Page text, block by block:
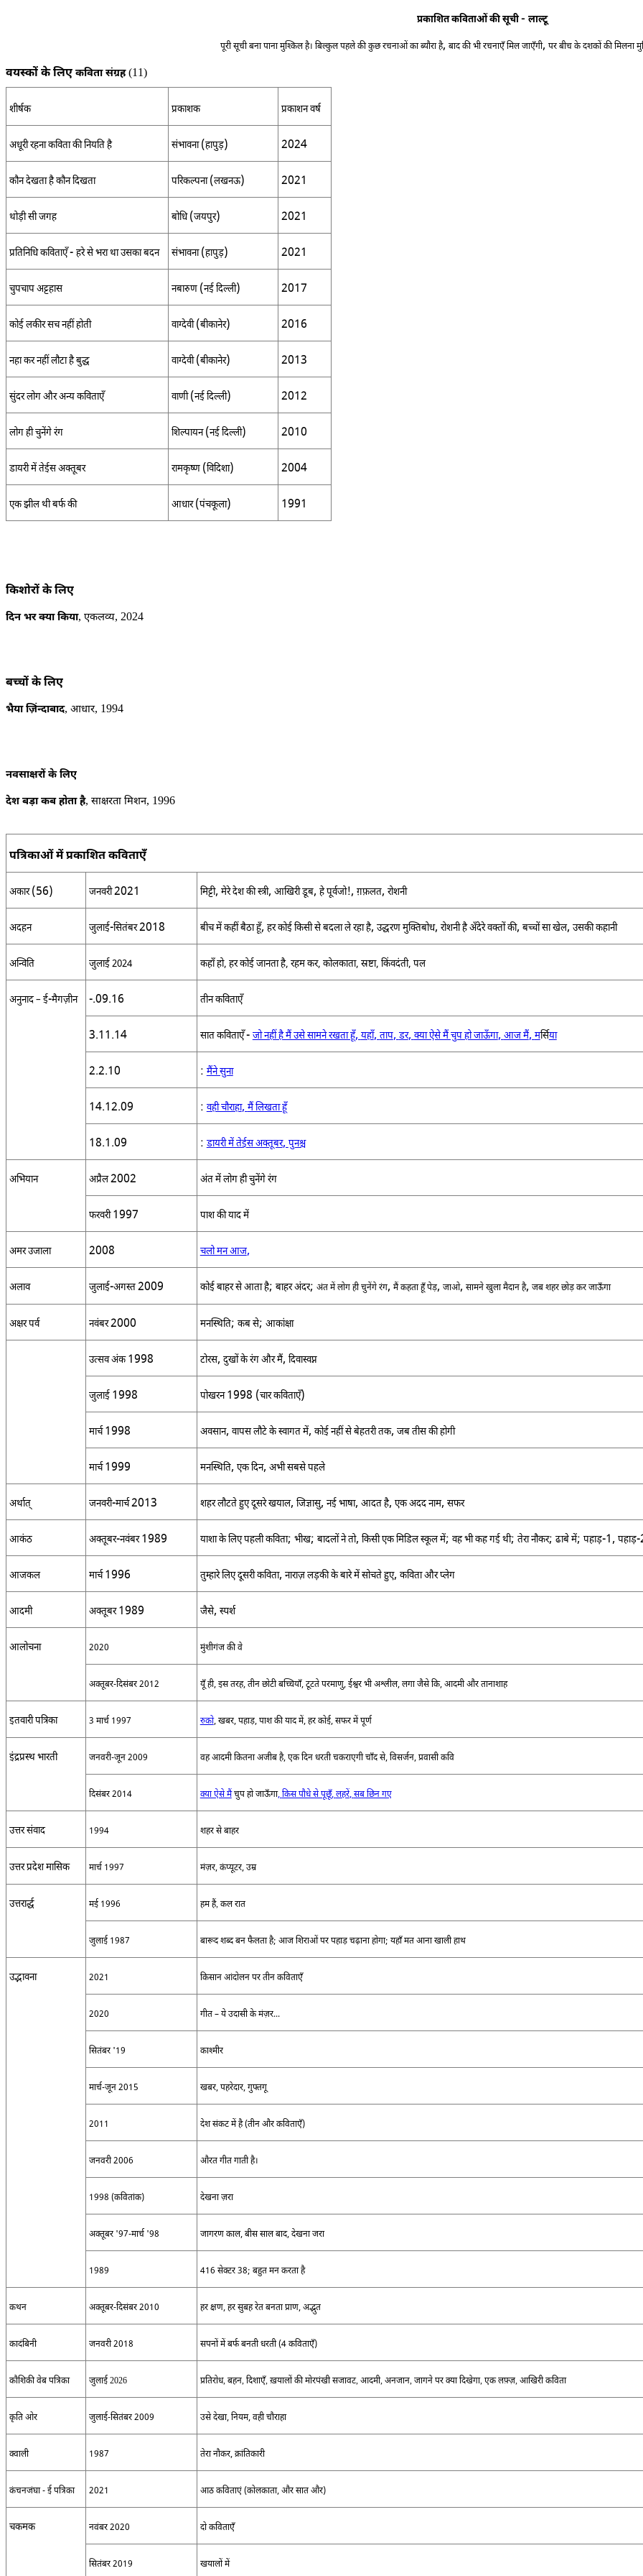
प्रकाशित कविताओं की सूची- लाल्टू
पूरी सूची बना पाना मुश्किल है। बिल्कुल पहले की कुछ रचनाओं का ब्यौरा है, बाद की भी रचनाएँ मिल जाएँगी, पर बीच के दशकों की मिलना
वयस्कों के लिए कविता संग्रह(11)
शीर्षक प्रकाशक प्रकाशन वर्ष
अधूरी रहना कविता की नियति है संभावना(हापुड़) 2024
कौन देखता है कौन दिखता परिकल्पना(लखनऊ) 2021
थोड़ी सी जगह बोधि(जयपुर) 2021
प्रतिनिधि कविताएँ- हरे से भरा था उसका बदन संभावना(हापुड़) 2021
चुपचाप अट्टहास नबारुण (नई दिल्ली) 2017
कोई लकीर सच नहीं होती वाग्देवी(बीकानेर) 2016
नहा कर नहीं लौटा है बुद्ध वाग्देवी(बीकानेर) 2013
सुंदर लोग और अन्य कविताएँ वाणी(नई दिल्ली) 2012
लोग ही चुनेंगे रंग शिल्पायन(नई दिल्ली) 2010
डायरी में तेईस अक्तूबर रामकृष्ण (विदिशा) 2004
एक झील थी बर्फ की आधार(पंचकूला) 1991
किशोरों के लिए
दिन भर क्या किया, एकलव्य, 2024
बच्चों के लिए
भैया ज़िंन्दाबाद, आधार, 1994
नवसाक्षरों के लिए
देश बड़ा कब होता है, साक्षरता मिशन, 1996
पत्रिकाओं में प्रकाशित कविताएँ
अकार(56) जनवरी2021 मिट्टी, मेरे देश की स्त्री, आखिरी डूब, हे पूर्वजो!, ग़फ़लत, रोशनी
अदहन जुलाई-सितंबर2018 बीच में कहीं बैठा हूँ, हर कोई किसी से बदला ले रहा है, उद्धरण मुक्तिबोध, रोशनी है अँदेरे वक्तों की, बच्चों सा खेल, उसकी कहानी
अन्विति जुलाई2024 कहाँ हो, हर कोई जानता है, रहम कर, कोलकाता, स्रष्टा, किंवदंती, पल
अनुनाद – ई-मैगज़ीन -.09.16 तीन कविताएँ
3.11.14 सात कविताएँ-जो नहीं है मैं उसे सामने रखता हूँ,यहाँ,ताप,डर,क्या ऐसे मैं चुप हो जाऊँगा,आज मैं,मर्सिया
2.2.10 :मैंने सुना
14.12.09 :वही चौराहा,मैं लिखता हूँ
18.1.09 :डायरी में तेईस अक्तूबर,पुनश्च
अभियान अप्रैल2002 अंत में लोग ही चुनेंगे रंग
फरवरी1997 पाश की याद में
अमर उजाला 2008 चलो मन आज,
अलाव जुलाई-अगस्त2009 कोई बाहर से आता है; बाहर अंदर; अंत में लोग ही चुनेंगे रंग, मैं कहता हूँ पेड़, जाओ, सामने खुला मैदान है, जब शहर छोड़ कर जाऊँगा
अक्षर पर्व नवंबर2000 मनस्थिति; कब से; आकांक्षा
उत्सव अंक1998 टोरस, दुखों के रंग और मैं, दिवास्वप्न
जुलाई 1998 पोखरन1998 (चार कविताएँ)
मार्च1998 अवसान, वापस लौटे के स्वागत में, कोई नहीं से बेहतरी तक, जब तीस की होगी
मार्च1999 मनस्थिति, एक दिन, अभी सबसे पहले
अर्थात् जनवरी-मार्च2013 शहर लौटते हुए दूसरे खयाल, जिज्ञासु, नई भाषा, आदत है, एक अदद नाम, सफर
आकंठ अक्तूबर-नवंबर1989 याशा के लिए पहली कविता; भीख; बादलों ने तो, किसी एक मिडिल स्कूल में; वह भी कह गई थी; तेरा नौकर; ढाबे में; पहाड़-1, पहाड़-
आजकल मार्च1996 तुम्हारे लिए दूसरी कविता, नाराज़ लड़की के बारे में सोचते हुए, कविता और प्लेग
आदमी अक्तूबर1989 जैसे, स्पर्श
आलोचना 2020 मुंशीगंज की वे
अक्तूबर-दिसंबर2012 यूँ ही,इस तरह,तीन छोटी बच्चियाँ,टूटते परमाणु,ईश्वर भी अश्लील,लगा जैसे कि,आदमी और तानाशाह
इतवारी पत्रिका 3 मार्च 1997 रुको,खबर,पहाड़,पाश की याद में,हर कोई,सफर में पूर्ण
इंद्रप्रस्थ भारती जनवरी-जून2009 वह आदमी कितना अजीब है,एक दिन धरती चकराएगी चाँद से,विसर्जन,प्रवासी कवि
दिसंबर2014 क्या ऐसे मैंचुप हो जाऊँगा,किस पौधे से पूछूँ,लहरें,सब छिन गए
उत्तर संवाद 1994 शहर से बाहर
उत्तर प्रदेश मासिक मार्च 1997 मंज़र,कंप्यूटर,उम्र
उत्तरार्द्ध मई 1996 हम हैं, कल रात
जुलाई 1987 बारूद शब्द बन फैलता है; आज शिराओं पर पहाड़ चढ़ाना होगा; यहाँ मत आना खाली हाथ
उद्भावना 2021 किसान आंदोलन पर तीन कविताएँ
2020 गीत – ये उदासी के मंज़र...
सितंबर '19 काश्मीर
मार्च-जून2015 खबर,पहरेदार,गुफ्तगू
2011 देश संकट में है(तीन और कविताएँ)
जनवरी2006 औरत गीत गाती है।
1998 (कवितांक) देखना ज़रा
अक्तूबर '97-मार्च '98 जागरण काल,बीस साल बाद,देखना जरा
1989 416 सेक्टर38; बहुत मन करता है
कथन अक्तूबर-दिसंबर2010 हर क्षण,हर सुबह रेत बनता प्राण,अद्भुत
कादंबिनी जनवरी2018 सपनों में बर्फ बनती धरती(4कविताएँ)
कौशिकी वेब पत्रिका जुलाई 2026 प्रतिरोध, बहन, दिशाएँ, ख़यालों की मोरपंखी सजावट, आदमी, अनजान, जागने पर क्या दिखेगा, एक लफ़्ज़, आखिरी कविता
कृति ओर जुलाई-सितंबर2009 उसे देखा,नियम,वही चौराहा
क्वाली 1987 तेरा नौकर,क्रांतिकारी
कंचनजंघा-ई पत्रिका 2021 आठ कविताएं(कोलकाता,और सात और)
चकमक नवंबर2020 दो कविताएँ
सितंबर2019 खयालों में